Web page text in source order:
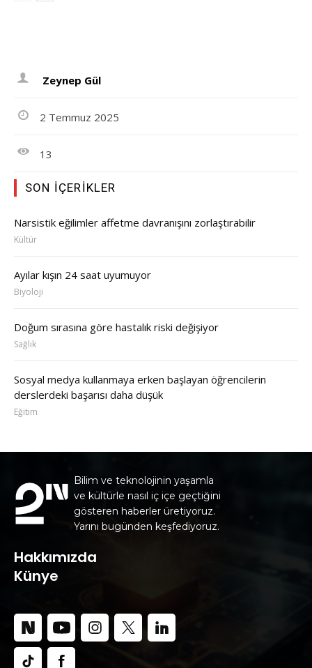
Zeynep Gül
2 Temmuz 2025
13
SON İÇERIKLER
Narsistik eğilimler affetme davranışını zorlaştırabilir
Kültür
Ayılar kışın 24 saat uyumuyor
Biyoloji
Doğum sırasına göre hastalık riski değişiyor
Sağlık
Sosyal medya kullanmaya erken başlayan öğrencilerin
derslerdeki başarısı daha düşük
Eğitim
Bilim ve teknolojinin yaşamla
ve kültürle nasıl iç içe geçtiğini
gösteren haberler üretiyoruz.
Yarını bugünden keşfediyoruz.
Hakkımızda
Künye